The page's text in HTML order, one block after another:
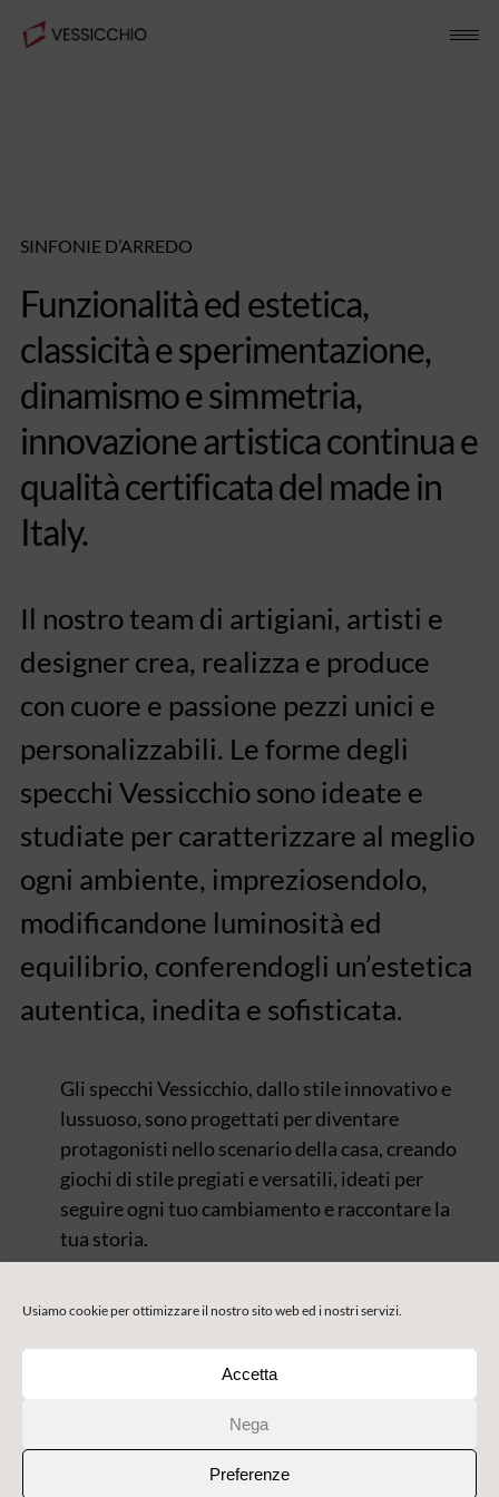
Usiamo cookie per ottimizzare il nostro sito web ed i nostri servizi.
Accetta
Nega
Preferenze
SINFONIE D’ARREDO
Funzionalità ed estetica,
classicità e sperimentazione,
dinamismo e simmetria,
innovazione artistica continua e
qualità certificata del made in
Italy.
Il nostro team di artigiani, artisti e
designer crea, realizza e produce
con cuore e passione pezzi unici e
personalizzabili. Le forme degli
specchi Vessicchio sono ideate e
studiate per caratterizzare al meglio
ogni ambiente, impreziosendolo,
modificandone luminosità ed
equilibrio, conferendogli un’estetica
autentica, inedita e sofisticata.
Gli specchi Vessicchio, dallo stile innovativo e
lussuoso, sono progettati per diventare
protagonisti nello scenario della casa, creando
giochi di stile pregiati e versatili, ideati per
seguire ogni tuo cambiamento e raccontare la
tua storia.